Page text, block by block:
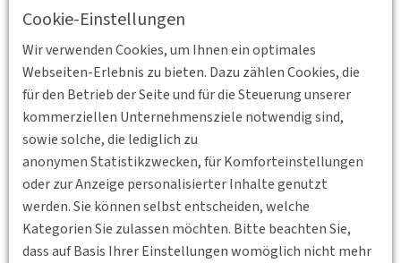
Cookie-Einstellungen
Wir verwenden Cookies, um Ihnen ein optimales
Webseiten-Erlebnis zu bieten. Dazu zählen Cookies, die
für den Betrieb der Seite und für die Steuerung unserer
kommerziellen Unternehmensziele notwendig sind,
sowie solche, die lediglich zu
anonymen Statistikzwecken, für Komforteinstellungen
oder zur Anzeige personalisierter Inhalte genutzt
werden. Sie können selbst entscheiden, welche
Kategorien Sie zulassen möchten. Bitte beachten Sie,
dass auf Basis Ihrer Einstellungen womöglich nicht mehr
(V.Plack), bast, Peter Bargmann, Michel vom
Berch, CarolauAG, Coast Raider 813, DannyTD,
DominoXL, dysturb, eberhard_h, eileenSH4, Ewa,
Fishfutter (Tim Reinhart), florentine (Edith
Ochs), fotopiti, FRIESE 1962 (Bredehorn.J),
froutes, +Guido, hanna_horwarth, hans s, Eileen
Heerdegen, hinnerk, Hyperfinch, Isis299 (Ingrid
Ruthe), jeffwilcox, Jenzig71, jimg944, Jo3-
Hannes, joexx, junkman, kamshots, KDF,
kogakure, Koos_Fernhout, knuti, Dieter
Kreikemeier, krossbow, manwalk, Marcus H.,
martinroell, mr.felix, mK B., moe_, myFlow